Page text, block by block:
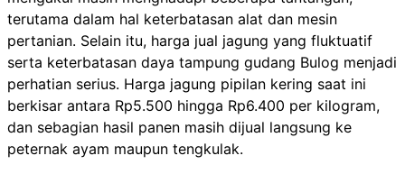
terutama dalam hal keterbatasan alat dan mesin
pertanian. Selain itu, harga jual jagung yang fluktuatif
serta keterbatasan daya tampung gudang Bulog menjadi
perhatian serius. Harga jagung pipilan kering saat ini
berkisar antara Rp5.500 hingga Rp6.400 per kilogram,
dan sebagian hasil panen masih dijual langsung ke
peternak ayam maupun tengkulak.